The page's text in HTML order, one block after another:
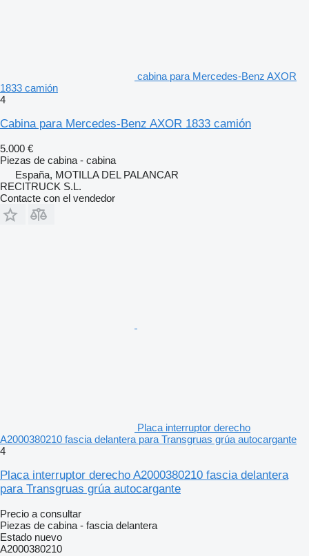
cabina para Mercedes-Benz AXOR
1833 camión
4
Cabina para Mercedes-Benz AXOR 1833 camión
5.000 €
Piezas de cabina - cabina
España, MOTILLA DEL PALANCAR
RECITRUCK S.L.
Contacte con el vendedor
Placa interruptor derecho
A2000380210 fascia delantera para Transgruas grúa autocargante
4
Placa interruptor derecho A2000380210 fascia delantera
para Transgruas grúa autocargante
Precio a consultar
Piezas de cabina - fascia delantera
Estado nuevo
A2000380210